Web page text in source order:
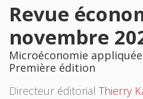
Revue
novembre
Microéconomie appliquée
Première édition
Directeur éditorial Thierry